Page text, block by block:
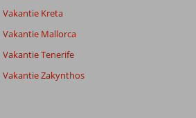
Vakantie Kreta
Vakantie Mallorca
Vakantie Tenerife
Vakantie Zakynthos